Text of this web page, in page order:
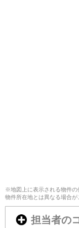
※地図上に表示される物件の
物件所在地とは異なる場合が
担当者の